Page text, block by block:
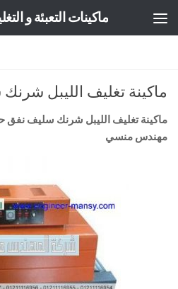
ماكينات التعبئة و
ماكينة تغليف الليبل
ماكينة تغليف الليبل شرنك سليف نفق
مهندس منسي